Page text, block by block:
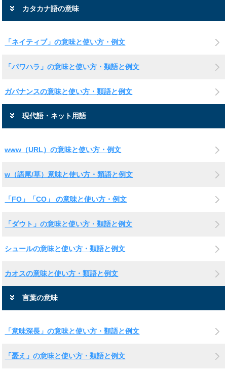
カタカナ語の意味
「ネイティブ」の意味と使い方・例文
「パワハラ」の意味と使い方・類語と例文
ガバナンスの意味と使い方・類語と例文
現代語・ネット用語
www（URL）の意味と使い方・例文
w（語尾/草）意味と使い方・類語と例文
「FO」「CO」 の意味と使い方・例文
「ダウト」の意味と使い方・類語と例文
シュールの意味と使い方・類語と例文
カオスの意味と使い方・類語と例文
言葉の意味
「意味深長」の意味と使い方・類語と例文
「憂え」の意味と使い方・類語と例文